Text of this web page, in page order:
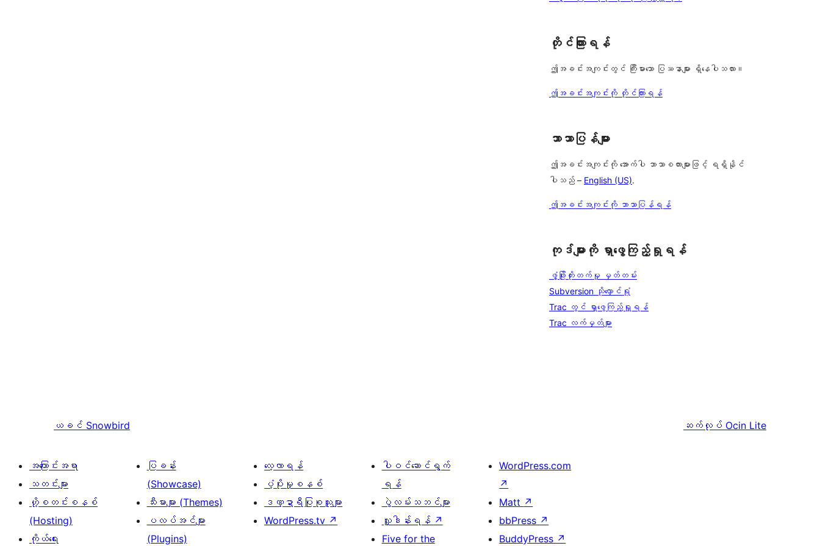
တိုင်ကြားရန်
ဤအခင်းအကျင်းတွင် ကြီးမားသော ပြဿနာများ ရှိနေပါသလား။
ဤအခင်းအကျင်းကို တိုင်ကြားရန်
ဘာသာပြန်များ
ဤအခင်းအကျင်းကို အောက်ပါ ဘာသာစကားများဖြင့် ရရှိနိုင်
ပါသည် – English (US).
ဤအခင်းအကျင်းကို ဘာသာပြန်ရန်
ကုဒ်များကို ရှာဖွေကြည့်ရှုရန်
ဖွံ့ဖြိုးတိုးတက်မှု မှတ်တမ်း
Subversion သိုလှောင်ရုံ
Trac တွင် ရှာဖွေကြည့်ရှုရန်
Trac လက်မှတ်များ
ယခင် Snowbird ဆက်လုပ် Ocin Lite
အကြောင်းအရာ
သတင်းများ
ဟို့စတင်းစနစ်
(Hosting)
ကိုယ်ရေး
ပြခန်း
(Showcase)
သီးမားများ (Themes)
ပလပ်အင်များ
(Plugins)
လေ့လာရန်
ပံ့ပိုးမှုစနစ်
ဒဏ္ဍာရီပြုစုသူများ
WordPress.tv ↗
ပါဝင်ဆောင်ရွက်
ရန်
ပွဲလမ်းသဘင်များ
လှူဒါန်းရန် ↗
Five for the
WordPress.com
↗
Matt ↗
bbPress ↗
BuddyPress ↗